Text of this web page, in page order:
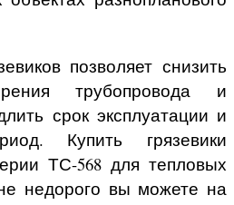
позволяет снизить
трубопровода и
срок эксплуатации и
Купить грязевики
ТС-568 для тепловых
недорого вы можете на